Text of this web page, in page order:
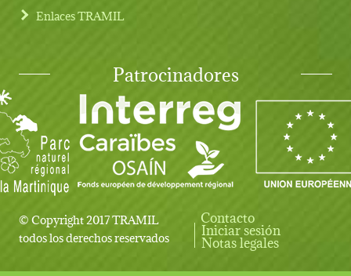
Enlaces TRAMIL
Patrocinadores
© Copyright 2017 TRAMIL
todos los derechos reservados
User account menu
Contacto
Iniciar sesión
Notas legales